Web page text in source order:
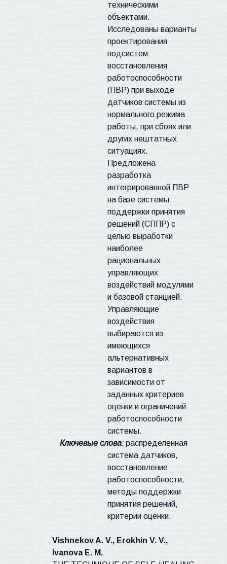
техническими
объектами.
Исследованы варианты
проектирования
подсистем
восстановления
работоспособности
(ПВР) при выходе
датчиков системы из
нормального режима
работы, при сбоях или
других нештатных
ситуациях.
Предложена
разработка
интегрированной ПВР
на базе системы
поддержки принятия
решений (СППР) с
целью выработки
наиболее
рациональных
управляющих
воздействий модулями
и базовой станцией.
Управляющие
воздействия
выбираются из
имеющихся
альтернативных
вариантов в
зависимости от
заданных критериев
оценки и ограничений
работоспособности
системы.
Ключевые слова:распределенная
системадатчиков,
восстановление
работоспособности,
методы поддержки
принятия решений,
критерии оценки.
VishnekovA. V., Erokhin V. V.,
IvanovaE. M.